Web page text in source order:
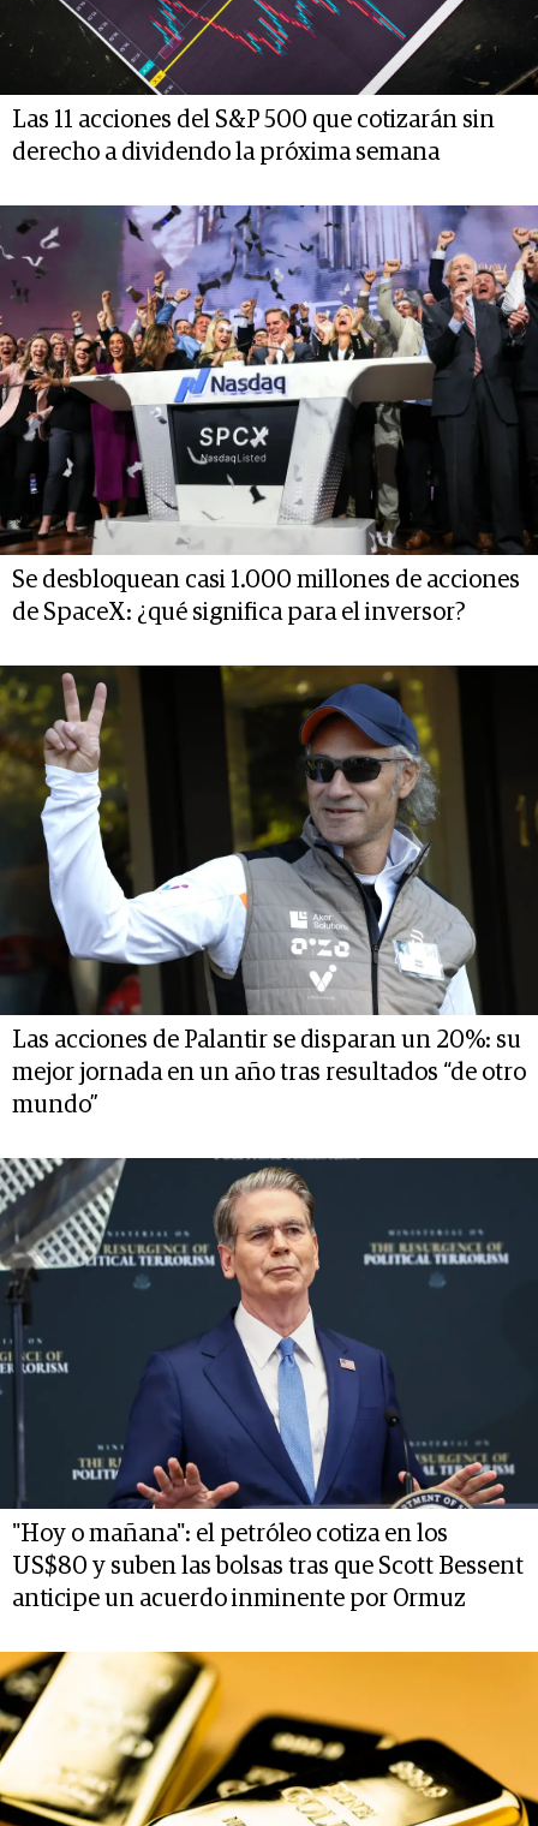
Las 11 acciones del S&P 500 que cotizarán sin
derecho a dividendo la próxima semana
Se desbloquean casi 1.000 millones de acciones
de SpaceX: ¿qué significa para el inversor?
Las acciones de Palantir se disparan un 20%: su
mejor jornada en un año tras resultados “de otro
mundo”
"Hoy o mañana": el petróleo cotiza en los
US$80 y suben las bolsas tras que Scott Bessent
anticipe un acuerdo inminente por Ormuz